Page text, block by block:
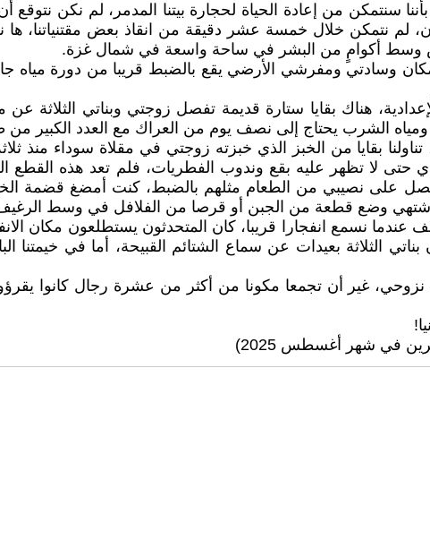
من إعادة الحياة لحجارة بيتنا المدمر، لم نكن نتوقع
لم نتمكن خلال خمسة عشر دقيقة من انقاذ بعض مقتنياتنا،
وسط أكوامٍ من البشر في ساحة واسعة في شمال غزة.
وسادتي ومفرشي الأرضي يقع بالضبط قريبا من دورة مياه
هناك بقايا ستارة قديمة تفصل زوجتي وبناتي الثلاثة
الشرب يحتاج إلى نصف يوم من العراك مع العدد الكبير من
بقايا من الخبز الذي خبزته زوجتي في مقلاة سوداء منذ
لا تظهر عليه بقع وندوب الفطريات، فلم تعد هذه القطع
أحصل على نصيبي من الطعام مثلهم بالضبط، كنت أمضغ قضمة
أشتهي وضع قطعة من الجبن أو قرصا من الفلافل في وسط
عندما نسمع انفجارا قريبا، كان المتحدثون يستطلعون مكان
الثلاثة بعيدات عن سماع الشتائم القبيحة، أما في خيمتنا
غير أن تجمعا مكونا من أكثر من عشرة رجال كانوا يقرؤون
في شهر أغسطس 2025)